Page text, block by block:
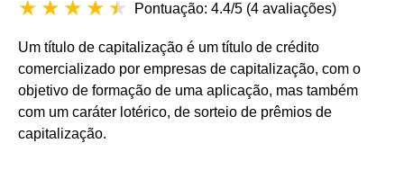
Pontuação: 4.4/5 (4 avaliações)
Um título de capitalização é um título de crédito
comercializado por empresas de capitalização, com o
objetivo de formação de uma aplicação, mas também
com um caráter lotérico, de sorteio de prêmios de
capitalização.